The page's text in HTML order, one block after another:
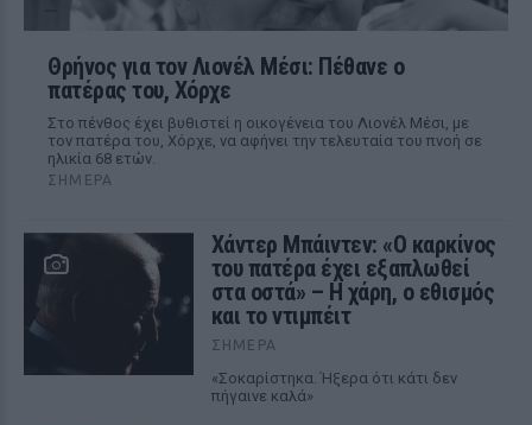
Θρήνος για τον Λιονέλ Μέσι: Πέθανε ο
πατέρας του, Χόρχε
Στο πένθος έχει βυθιστεί η οικογένεια του Λιονέλ Μέσι, με
τον πατέρα του, Χόρχε, να αφήνει την τελευταία του πνοή σε
ηλικία 68 ετών.
ΣΉΜΕΡΑ
Χάντερ Μπάιντεν: «Ο καρκίνος
του πατέρα έχει εξαπλωθεί
στα οστά» – Η χάρη, ο εθισμός
και το ντιμπέιτ
ΣΉΜΕΡΑ
«Σοκαρίστηκα. Ήξερα ότι κάτι δεν
πήγαινε καλά»